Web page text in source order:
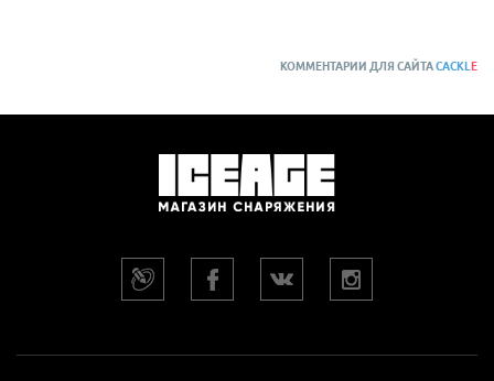
КОММЕНТАРИИ ДЛЯ САЙТАCACKLE